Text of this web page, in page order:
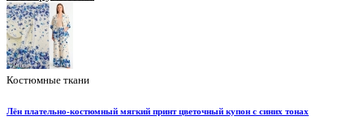
Костюмные ткани
Лён плательно-костюмный мягкий принт цветочный купон с синих тонах